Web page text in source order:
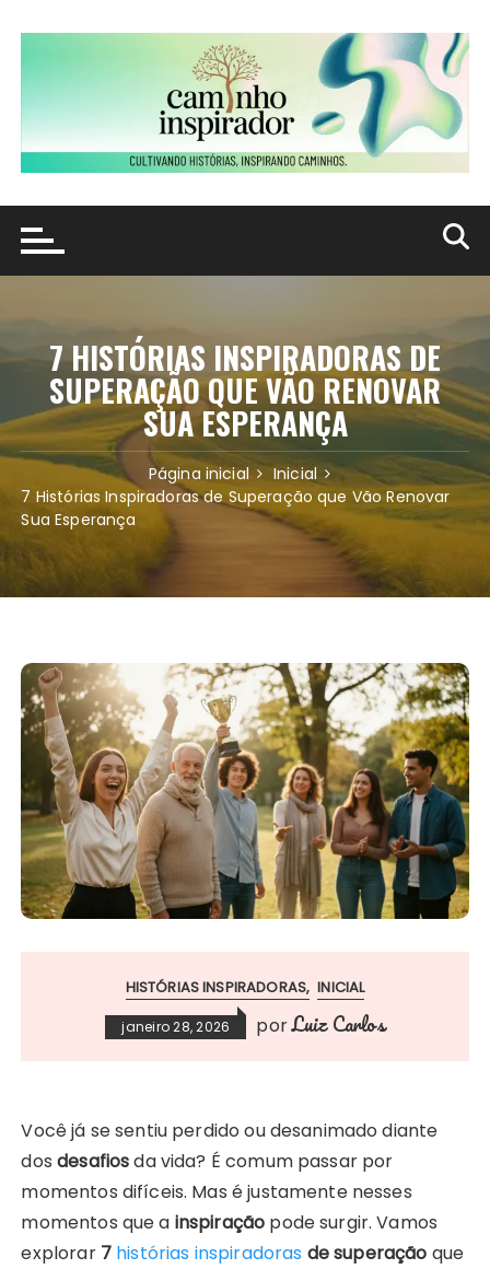
para
conteúdo
7 HISTÓRIAS INSPIRADORAS DE
SUPERAÇÃO QUE VÃO RENOVAR
SUA ESPERANÇA
Página inicial
Inicial
7 Histórias Inspiradoras de Superação que Vão Renovar
Sua Esperança
HISTÓRIAS INSPIRADORAS INICIAL
janeiro 28, 2026 porLuiz Carlos
Você já se sentiu perdido ou desanimado diante
dosdesafiosda vida? É comum passar por
momentos difíceis. Mas é justamente nesses
momentos que a inspiração pode surgir. Vamos
explorar 7 histórias inspiradoras de superação que